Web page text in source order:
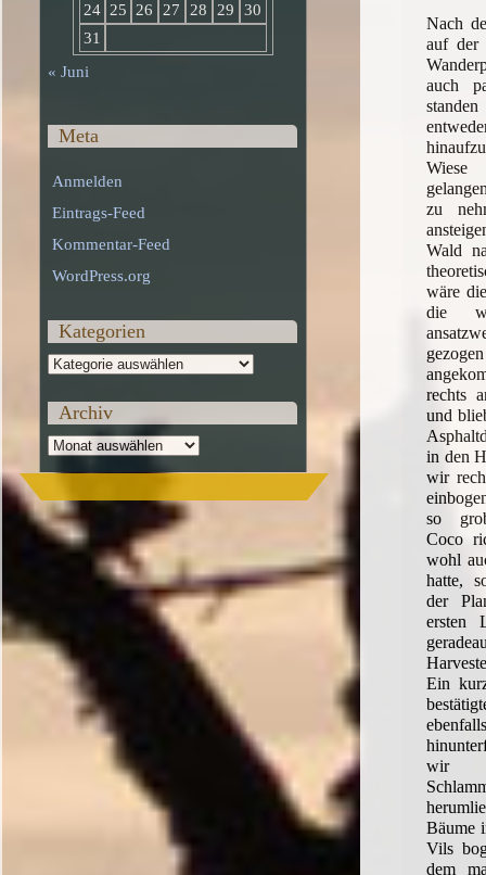
Nach
auf der
auch
zu
Wald
wäre
die
rechts
und
in den
wir
so
Coco
wohl
hatte,
der
ersten
Ein
wir
Bäume
Vils
dem
24 25 26 27 28 29
30
31
« Juni
Meta
Anmelden
Eintrags-Feed
Kommentar-Feed
WordPress.org
Kategorien
Kategorien
Archiv
Archiv